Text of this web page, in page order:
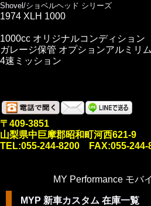
Shovel/ショベルヘッド シリーズ
1974 XLH 1000
1000cc オリジナルコンディション
ガレージ保管 オプションアルミリム
4速ミッション
〒409-3851
山梨県中巨摩郡昭和町河西621-9
TEL:055-244-8200 FAX:055-244-
MY Performance モバ
MYP 新車カスタム 在庫一覧